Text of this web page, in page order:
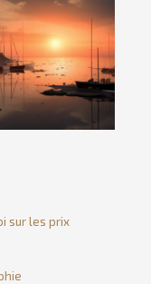
sur les prix